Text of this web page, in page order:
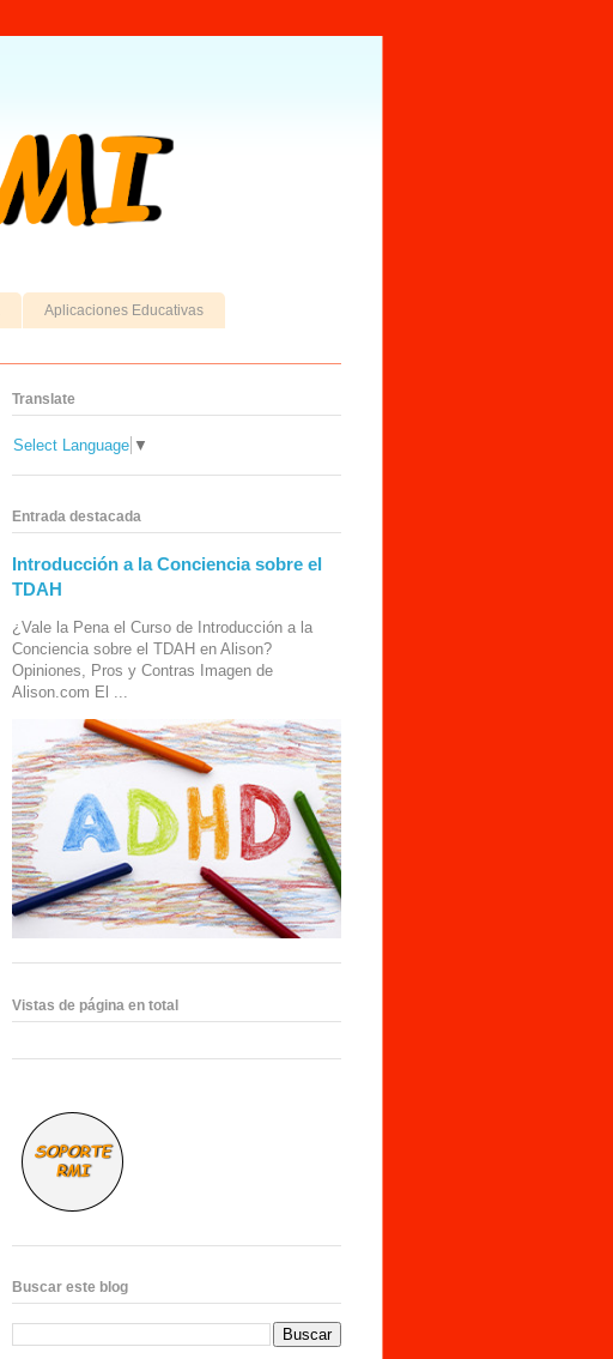
Aplicaciones Educativas
Translate
Select Language ▼
Entrada destacada
Introducción a la Conciencia sobre el
TDAH
¿Vale la Pena el Curso de Introducción a la
Conciencia sobre el TDAH en Alison?
Opiniones, Pros y Contras Imagen de
Alison.com El ...
Vistas de página en total
Buscar este blog